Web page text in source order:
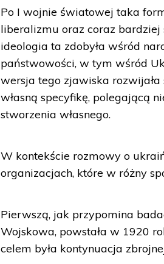
Po I wojnie światowej taka
liberalizmu oraz coraz
ideologia ta zdobyła wśród
państwowości, w tym wśród
wersja tego zjawiska
własną specyfikę, polegającą
stworzenia własnego.
W kontekście rozmowy o
organizacjach, które w różny
Pierwszą, jak przypomina
Wojskowa, powstała w 1920
celem była kontynuacja